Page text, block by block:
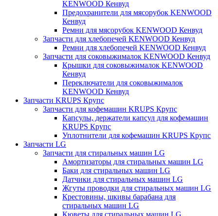
KENWOOD Кенвуд
Предохранители для мясорубок KENWOOD
Кенвуд
Ремни для мясорубок KENWOOD Кенвуд
Запчасти для хлебопечей KENWOOD Кенвуд
Ремни для хлебопечей KENWOOD Кенвуд
Запчасти для соковыжималок KENWOOD Кенвуд
Крышки для соковыжималок KENWOOD
Кенвуд
Переключатели для соковыжималок
KENWOOD Кенвуд
Запчасти KRUPS Крупс
Запчасти для кофемашин KRUPS Крупс
Капсулы, держатели капсул для кофемашин
KRUPS Крупс
Уплотнители для кофемашин KRUPS Крупс
Запчасти LG
Запчасти для стиральных машин LG
Амортизаторы для стиральных машин LG
Баки для стиральных машин LG
Датчики для стиральных машин LG
Жгуты проводки для стиральных машин LG
Крестовины, шкивы барабана для
стиральных машин LG
Кюветы для стиральных машин LG